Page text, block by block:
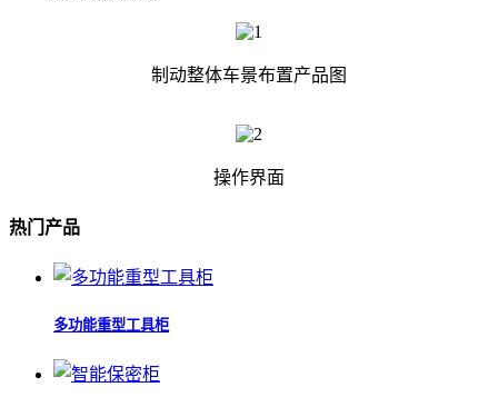
制动整体车景布置产品图
操作界面
热门产品
多功能重型工具柜